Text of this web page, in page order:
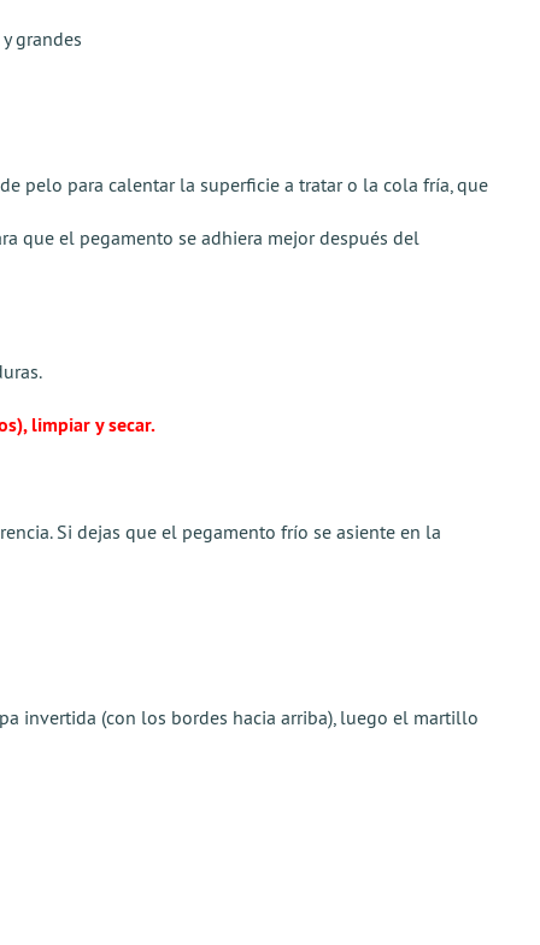
grandes
pelo para calentar la superficie a tratar o la cola fría, que
que el pegamento se adhiera mejor después del
limpiar y secar.
Si dejas que el pegamento frío se asiente en la
invertida (con los bordes hacia arriba), luego el martillo